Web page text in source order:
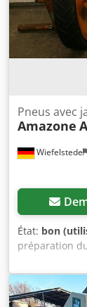
Wiefelstede
Pneus avec
Amazone
État: bon
préparation
d’un semoir
E Ufj Aidjck -
total : pour